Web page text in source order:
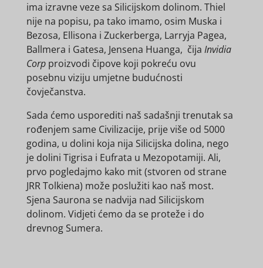
ima izravne veze sa Silicijskom dolinom. Thiel
nije na popisu, pa tako imamo, osim Muska i
Bezosa, Ellisona i Zuckerberga, Larryja Pagea,
Ballmera i Gatesa, Jensena Huanga, čija Invidia
Corpproizvodi čipove koji pokreću ovu
posebnu viziju umjetne budućnosti
čovječanstva.
Sada ćemo usporediti naš sadašnji trenutak sa
rođenjem same Civilizacije, prije više od 5000
godina, u dolini koja nija Silicijska dolina, nego
je dolini Tigrisa i Eufrata u Mezopotamiji. Ali,
prvo pogledajmo kako mit (stvoren od strane
JRR Tolkiena) može poslužiti kao naš most.
Sjena Saurona se nadvija nad Silicijskom
dolinom. Vidjeti ćemo da se proteže i do
drevnog Sumera.